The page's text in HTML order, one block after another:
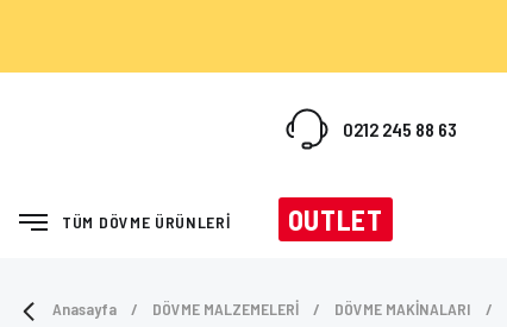
0212 245 88 63
TÜM DÖVME ÜRÜNLERİ OUTLET
Anasayfa DÖVME MALZEMELERİ DÖVME MAKİNALARI